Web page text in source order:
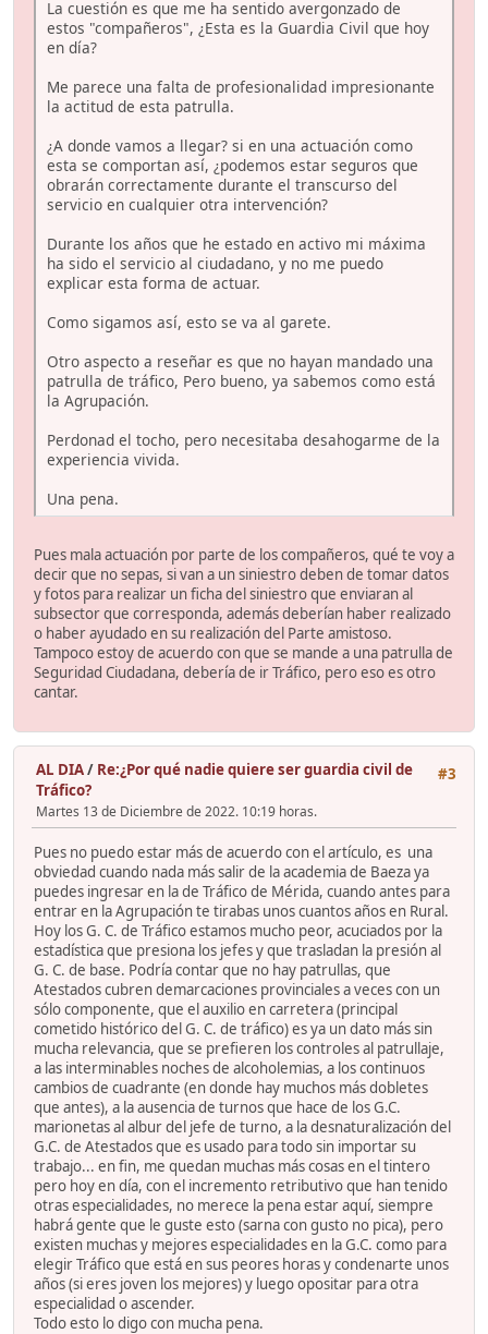
La cuestión es que me ha sentido avergonzado de
estos "compañeros", ¿Esta es la Guardia Civil que hoy
en día?
Me parece una falta de profesionalidad impresionante
la actitud de esta patrulla.
¿A donde vamos a llegar? si en una actuación como
esta se comportan así, ¿podemos estar seguros que
obrarán correctamente durante el transcurso del
servicio en cualquier otra intervención?
Durante los años que he estado en activo mi máxima
ha sido el servicio al ciudadano, y no me puedo
explicar esta forma de actuar.
Como sigamos así, esto se va al garete.
Otro aspecto a reseñar es que no hayan mandado una
patrulla de tráfico, Pero bueno, ya sabemos como está
la Agrupación.
Perdonad el tocho, pero necesitaba desahogarme de la
experiencia vivida.
Una pena.
Pues mala actuación por parte de los compañeros, qué te voy a
decir que no sepas, si van a un siniestro deben de tomar datos
y fotos para realizar un ficha del siniestro que enviaran al
subsector que corresponda, además deberían haber realizado
o haber ayudado en su realización del Parte amistoso.
Tampoco estoy de acuerdo con que se mande a una patrulla de
Seguridad Ciudadana, debería de ir Tráfico, pero eso es otro
cantar.
#3
AL DIA/ Re:¿Por qué nadie quiere ser guardia civil de
Tráfico?
Martes 13 de Diciembre de 2022. 10:19 horas.
Pues no puedo estar más de acuerdo con el artículo, es una
obviedad cuando nada más salir de la academia de Baeza ya
puedes ingresar en la de Tráfico de Mérida, cuando antes para
entrar en la Agrupación te tirabas unos cuantos años en Rural.
Hoy los G. C. de Tráfico estamos mucho peor, acuciados por la
estadística que presiona los jefes y que trasladan la presión al
G. C. de base. Podría contar que no hay patrullas, que
Atestados cubren demarcaciones provinciales a veces con un
sólo componente, que el auxilio en carretera (principal
cometido histórico del G. C. de tráfico) es ya un dato más sin
mucha relevancia, que se prefieren los controles al patrullaje,
a las interminables noches de alcoholemias, a los continuos
cambios de cuadrante (en donde hay muchos más dobletes
que antes), a la ausencia de turnos que hace de los G.C.
marionetas al albur del jefe de turno, a la desnaturalización del
G.C. de Atestados que es usado para todo sin importar su
trabajo... en fin, me quedan muchas más cosas en el tintero
pero hoy en día, con el incremento retributivo que han tenido
otras especialidades, no merece la pena estar aquí, siempre
habrá gente que le guste esto (sarna con gusto no pica), pero
existen muchas y mejores especialidades en la G.C. como para
elegir Tráfico que está en sus peores horas y condenarte unos
años (si eres joven los mejores) y luego opositar para otra
especialidad o ascender.
Todo esto lo digo con mucha pena.